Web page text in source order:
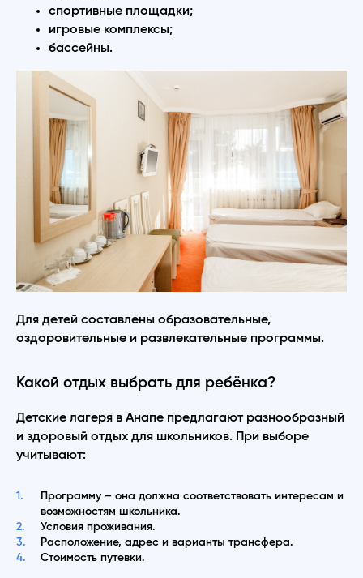
спортивные площадки;
игровые комплексы;
бассейны.
Для детей составлены образовательные,
оздоровительные и развлекательные программы.
Какой отдых выбрать для ребёнка?
Детские лагеря в Анапе предлагают разнообразный
и здоровый отдых для школьников. При выборе
учитывают:
Программу – она должна соответствовать интересам и
возможностям школьника.
Условия проживания.
Расположение, адрес и варианты трансфера.
Стоимость путевки.